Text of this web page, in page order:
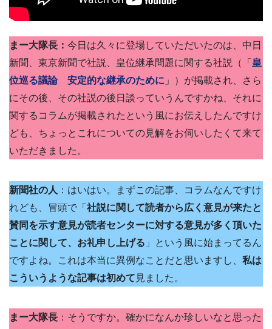
まー大隊長： 今日は久々に登場していただいたのは、中日
新聞、東京新聞で社説、皇位継承問題に関する社説（「 皇
位巡る議論 安定的な継承のために 」）が掲載され、さら
にその後、その社説の後日談っていうんですかね、それに
関するコラムが掲載されたという風にお伝えしたんですけ
ども、ちょっとこれについての見解をお伺いしたくて来て
いただきました。
新聞社の人 ：はいはい。まずこの記事、コラムなんですけ
れども、冒頭で「 社説に関して読者から広く意見が来たと
賛同を示す意見が読者センターに対する意見が多く頂いた
ことに関して、お礼申し上げる 」という風に始まってるん
ですよね。これは本当に異例なことだと思いますし、 私は
こういうような記事は初めて 見ました。
まー大隊長 ：そうですか。確かになんか珍しいなと思った